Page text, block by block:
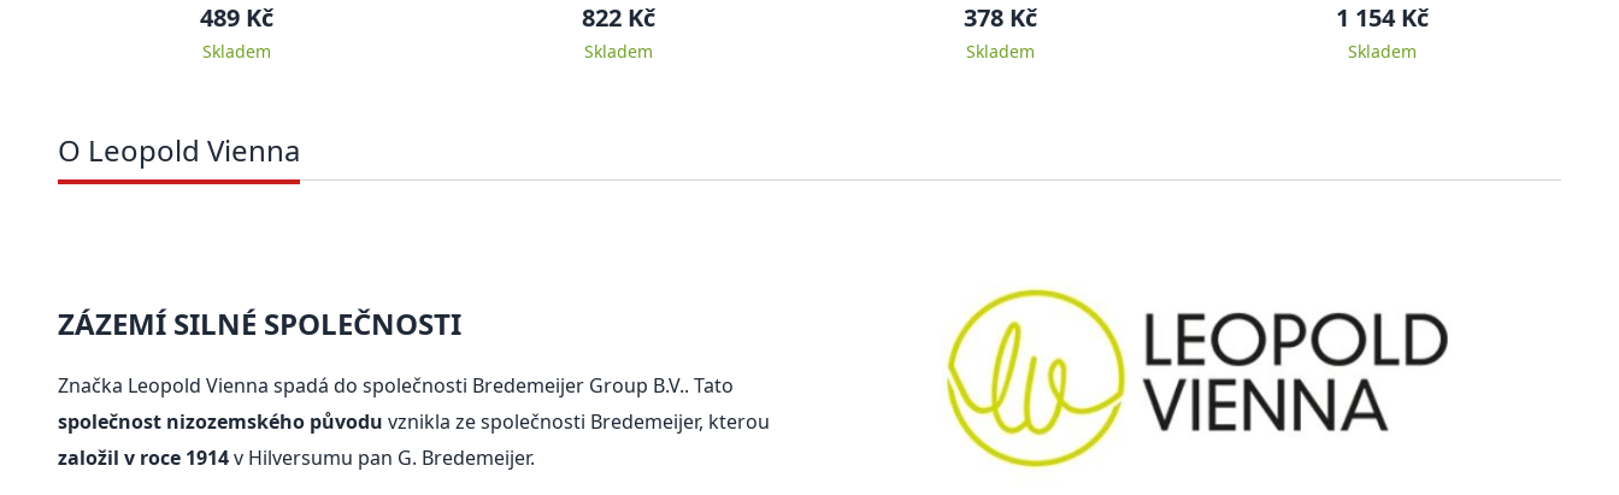
489 Kč
Skladem
822 Kč
Skladem
378 Kč
Skladem
1 154 Kč
Skladem
O Leopold Vienna
ZÁZEMÍ SILNÉ SPOLEČNOSTI
Značka Leopold Vienna spadá do společnosti Bredemeijer Group B.V.. Tato
společnost nizozemského původu vznikla ze společnosti Bredemeijer, kterou
založil v roce 1914v Hilversumu pan G. Bredemeijer.